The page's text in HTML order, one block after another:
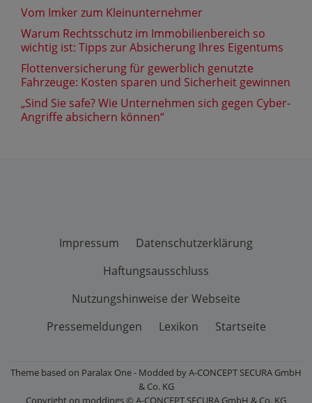
Vom Imker zum Kleinunternehmer
Warum Rechtsschutz im Immobilienbereich so
wichtig ist: Tipps zur Absicherung Ihres Eigentums
Flottenversicherung für gewerblich genutzte
Fahrzeuge: Kosten sparen und Sicherheit gewinnen
„Sind Sie safe? Wie Unternehmen sich gegen Cyber-
Angriffe absichern können“
Impressum
Datenschutzerklärung
Haftungsausschluss
Nutzungshinweise der Webseite
Pressemeldungen
Lexikon Startseite
Theme based on Paralax One - Modded by A-CONCEPT SECURA GmbH
& Co. KG
Copyright on moddings © A-CONCEPT SECURA GmbH & Co. KG